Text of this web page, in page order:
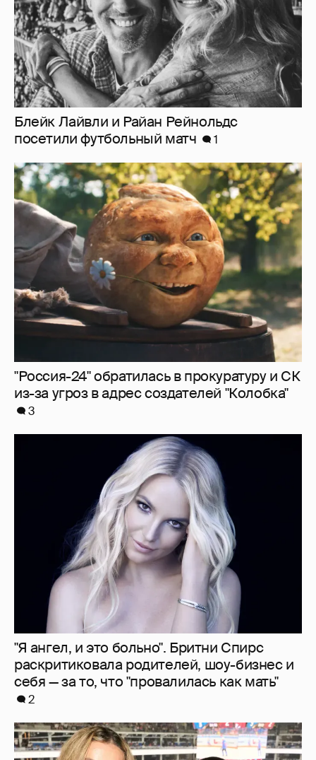
Блейк Лайвли и Райан Рейнольдс
посетили футбольный матч
1
"Россия-24" обратилась в прокуратуру и СК
из-за угроз в адрес создателей "Колобка"
3
"Я ангел, и это больно". Бритни Спирс
раскритиковала родителей, шоу-бизнес и
себя — за то, что "провалилась как мать"
2